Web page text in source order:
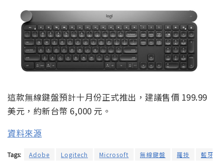
這款無線鍵盤預計十月份正式推出，建議售價 199.99
美元，約新台幣 6,000 元。
資料來源
Tags: Adobe Logitech Microsoft 無線鍵盤 羅技 藍牙